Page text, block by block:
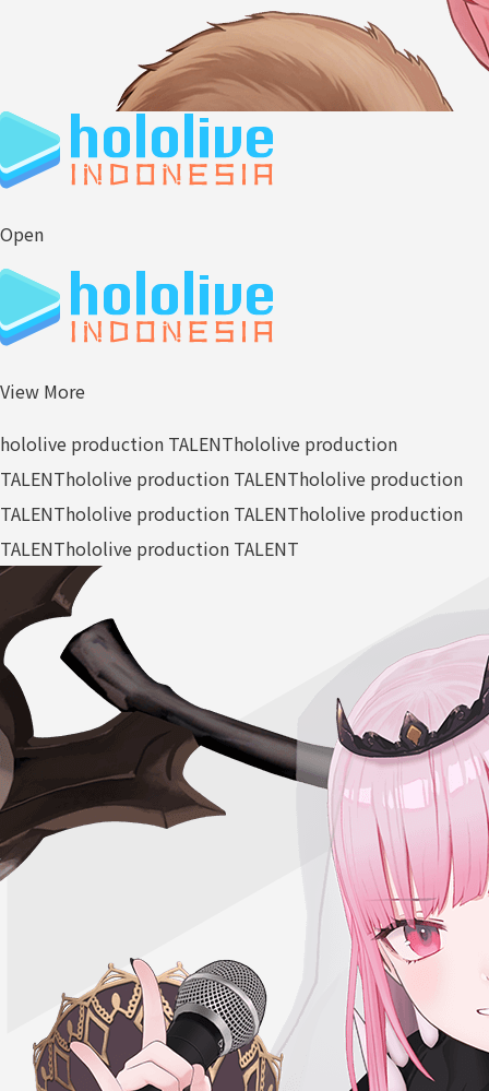
Open
View More
hololive production TALENThololive production
TALENThololive production TALENThololive production
TALENThololive production TALENThololive production
TALENThololive production TALENT